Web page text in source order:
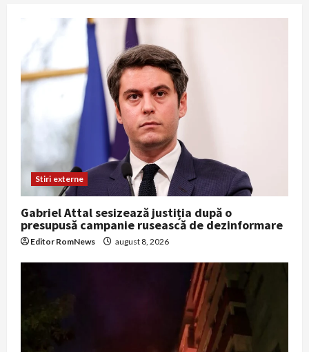
Stiri externe
Gabriel Attal sesizează justiția după o
presupusă campanie rusească de dezinformare
Editor RomNews august 8, 2026